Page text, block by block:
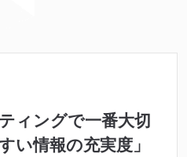
ィングで一番大切
い情報の充実度」